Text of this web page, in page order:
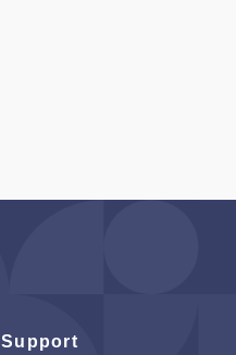
Support